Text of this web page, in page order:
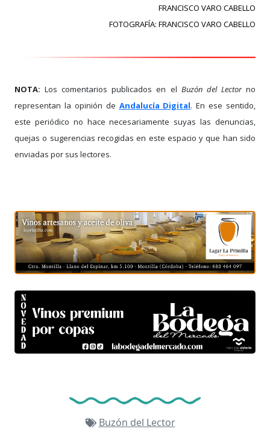
FRANCISCO VARO CABELLO
FOTOGRAFÍA: FRANCISCO VARO CABELLO
NOTA: Los comentarios publicados en el Buzón del Lectorno
representan la opinión de Andalucía Digital. En ese sentido,
este periódico no hace necesariamente suyas las denuncias,
quejas o sugerencias recogidas en este espacio y que han sido
enviadas por sus lectores.
Buzón del Lector